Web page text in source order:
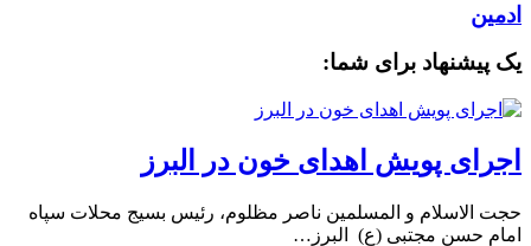
ادمین
یک پیشنهاد برای شما:
اجرای پویش اهدای خون در البرز
حجت الاسلام و المسلمین ناصر مظلوم، رئیس بسیج محلات سپاه
امام حسن مجتبی (ع) البرز…